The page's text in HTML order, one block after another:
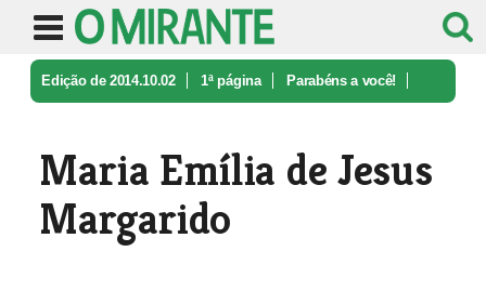
Edição de 2014.10.02 1ª página Parabéns a você!
Maria Emília de Jesus
Margarido